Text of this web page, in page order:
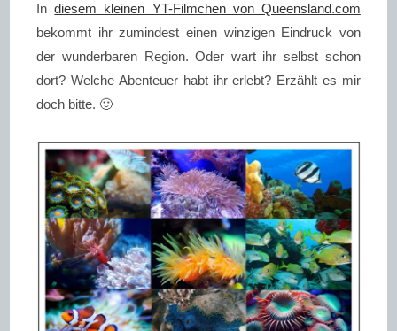
Indiesem kleinen YT-Filmchen von Queensland.com
bekommt ihr zumindest einen winzigen Eindruck von
der wunderbaren Region. Oder wart ihr selbst schon
dort? Welche Abenteuer habt ihr erlebt? Erzählt es mir
doch bitte. 🙂